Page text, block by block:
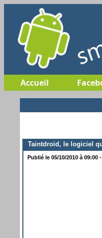
Accueil
Taintdroid, le logiciel
Publié le 05/10/2010 à 09:00